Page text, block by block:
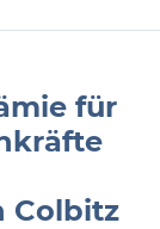
für
Colbitz